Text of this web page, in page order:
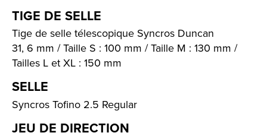
TIGE DE SELLE
Tige de selle télescopique Syncros Duncan
31, 6 mm / Taille S : 100 mm / Taille M : 130 mm /
Tailles L et XL : 150 mm
SELLE
Syncros Tofino 2.5 Regular
JEU DE DIRECTION